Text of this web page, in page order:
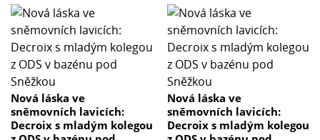
Nová láska ve
sněmovních lavicích:
Decroix s mladým kolegou
Nová láska ve
sněmovních lavicích:
Decroix s mladým kolegou